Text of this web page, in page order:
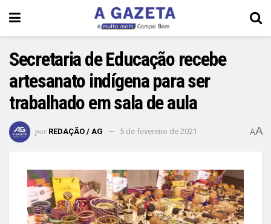
Secretaria de Educação recebe
artesanato indígena para ser
trabalhado em sala de aula
por REDAÇÃO / AG 5 de fevereiro de 2021 AA